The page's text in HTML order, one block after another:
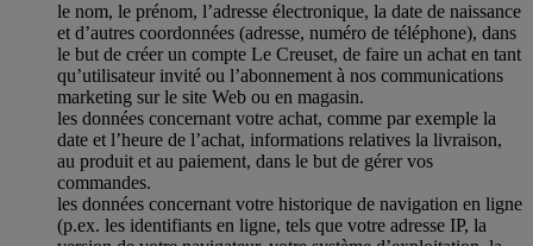
le nom, le prénom, l’adresse électronique, la date de naissance
et d’autres coordonnées (adresse, numéro de téléphone), dans
le but de créer un compte Le Creuset, de faire un achat en tant
qu’utilisateur invité ou l’abonnement à nos communications
marketing sur le site Web ou en magasin.
les données concernant votre achat, comme par exemple la
date et l’heure de l’achat, informations relatives la livraison,
au produit et au paiement, dans le but de gérer vos
commandes.
les données concernant votre historique de navigation en ligne
(p.ex. les identifiants en ligne, tels que votre adresse IP, la